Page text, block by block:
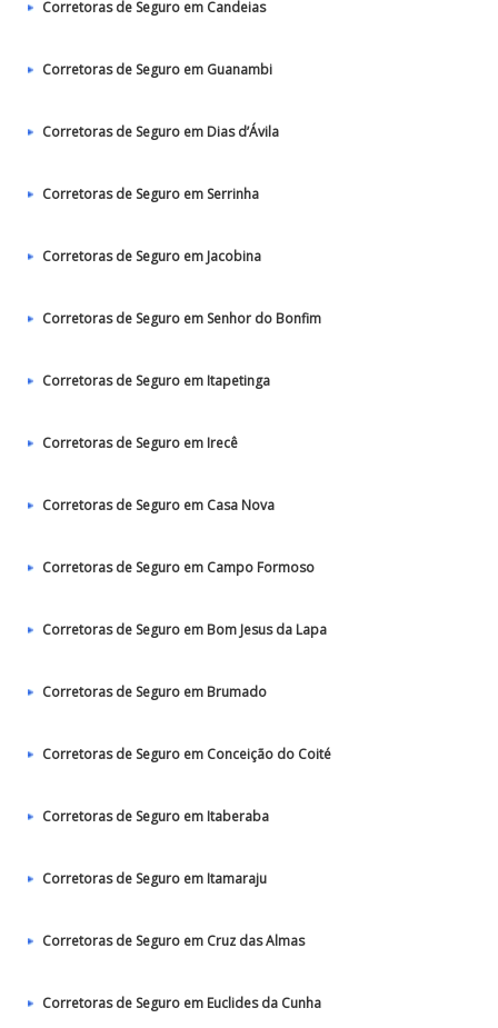
Corretoras de Seguro em Candeias
Corretoras de Seguro em Guanambi
Corretoras de Seguro em Dias d’Ávila
Corretoras de Seguro em Serrinha
Corretoras de Seguro em Jacobina
Corretoras de Seguro em Senhor do Bonfim
Corretoras de Seguro em Itapetinga
Corretoras de Seguro em Irecê
Corretoras de Seguro em Casa Nova
Corretoras de Seguro em Campo Formoso
Corretoras de Seguro em Bom Jesus da Lapa
Corretoras de Seguro em Brumado
Corretoras de Seguro em Conceição do Coité
Corretoras de Seguro em Itaberaba
Corretoras de Seguro em Itamaraju
Corretoras de Seguro em Cruz das Almas
Corretoras de Seguro em Euclides da Cunha